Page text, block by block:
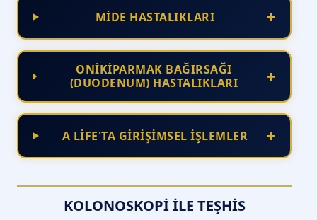
MİDE HASTALIKLARI +
ONİKİPARMAK BAĞIRSAĞI
(DUODENUM) HASTALIKLARI
+
A LİFE'TA GİRİŞİMSEL İŞLEMLER +
KOLONOSKOPI İLE TEŞHIS